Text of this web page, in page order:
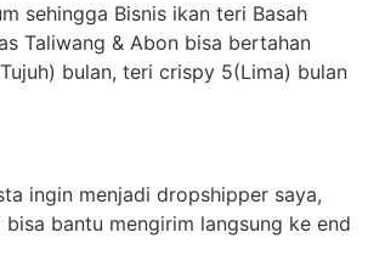
sehingga Bisnis ikan teri Basah
Taliwang & Abon bisa bertahan
bulan, teri crispy 5(Lima) bulan
ingin menjadi dropshipper saya,
bantu mengirim langsung ke end